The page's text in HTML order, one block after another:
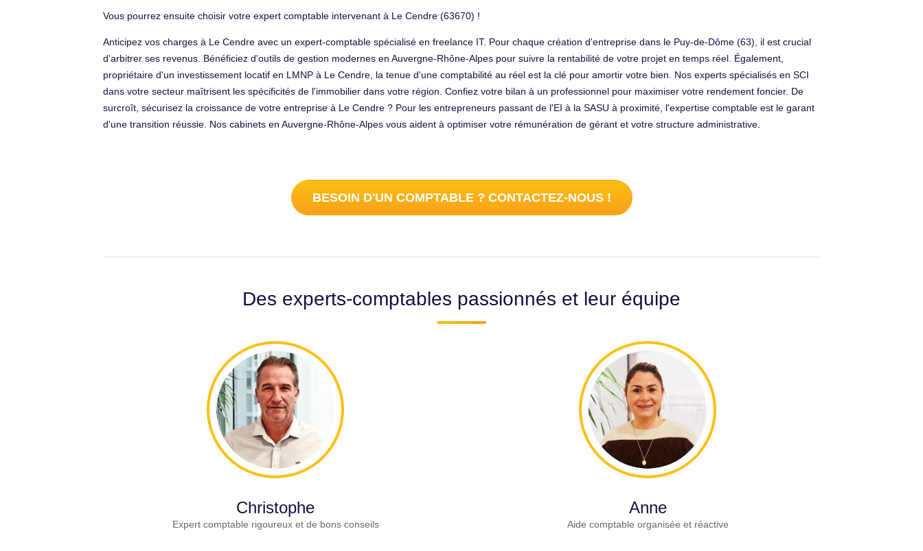
Vous pourrez ensuite choisir votre expert comptable intervenant à Le Cendre (63670) !
Anticipez vos charges à Le Cendre avec un expert-comptable spécialisé en freelance IT. Pour chaque création d'entreprise dans le Puy-de-Dôme (63), il est crucial
d'arbitrer ses revenus. Bénéficiez d'outils de gestion modernes en Auvergne-Rhône-Alpes pour suivre la rentabilité de votre projet en temps réel. Également,
propriétaire d'un investissement locatif en LMNP à Le Cendre, la tenue d'une comptabilité au réel est la clé pour amortir votre bien. Nos experts spécialisés en SCI
dans votre secteur maîtrisent les spécificités de l'immobilier dans votre région. Confiez votre bilan à un professionnel pour maximiser votre rendement foncier. De
surcroît, sécurisez la croissance de votre entreprise à Le Cendre ? Pour les entrepreneurs passant de l'EI à la SASU à proximité, l'expertise comptable est le garant
d'une transition réussie. Nos cabinets en Auvergne-Rhône-Alpes vous aident à optimiser votre rémunération de gérant et votre structure administrative.
BESOIN D'UN COMPTABLE ? CONTACTEZ-NOUS !
Des experts-comptables passionnés et leur équipe
Christophe
Expert comptable rigoureux et de bons conseils
Anne
Aide comptable organisée et réactive